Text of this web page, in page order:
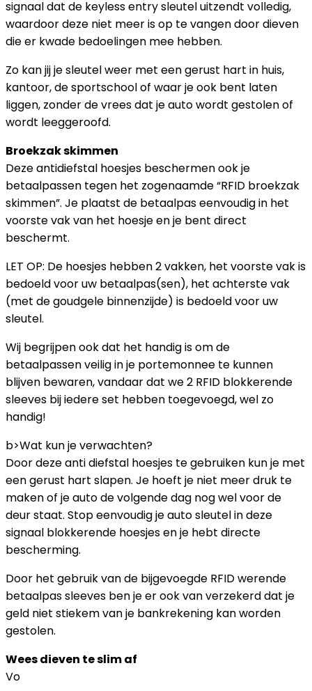
signaal dat de keyless entry sleutel uitzendt volledig,
waardoor deze niet meer is op te vangen door dieven
die er kwade bedoelingen mee hebben.
Zo kan jij je sleutel weer met een gerust hart in huis,
kantoor, de sportschool of waar je ook bent laten
liggen, zonder de vrees dat je auto wordt gestolen of
wordt leeggeroofd.
Broekzak skimmen
Deze antidiefstal hoesjes beschermen ook je
betaalpassen tegen het zogenaamde “RFID broekzak
skimmen”. Je plaatst de betaalpas eenvoudig in het
voorste vak van het hoesje en je bent direct
beschermt.
LET OP: De hoesjes hebben 2 vakken, het voorste vak is
bedoeld voor uw betaalpas(sen), het achterste vak
(met de goudgele binnenzijde) is bedoeld voor uw
sleutel.
Wij begrijpen ook dat het handig is om de
betaalpassen veilig in je portemonnee te kunnen
blijven bewaren, vandaar dat we 2 RFID blokkerende
sleeves bij iedere set hebben toegevoegd, wel zo
handig!
b>Wat kun je verwachten?
Door deze anti diefstal hoesjes te gebruiken kun je met
een gerust hart slapen. Je hoeft je niet meer druk te
maken of je auto de volgende dag nog wel voor de
deur staat. Stop eenvoudig je auto sleutel in deze
signaal blokkerende hoesjes en je hebt directe
bescherming.
Door het gebruik van de bijgevoegde RFID werende
betaalpas sleeves ben je er ook van verzekerd dat je
geld niet stiekem van je bankrekening kan worden
gestolen.
Wees dieven te slim af
Vo